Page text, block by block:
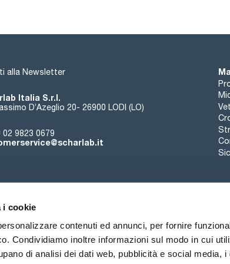
i cookie
contenuti ed annunci, per fornire
Condividiamo inoltre informazioni sul modo in cui
di analisi dei dati web, pubblicità e social media, i
alla Newsletter
Italia S.r.l.
D’Azeglio 20- 26900 LODI (LO)
02 9823 0679
Chi siamo Eventi Contatto Novità